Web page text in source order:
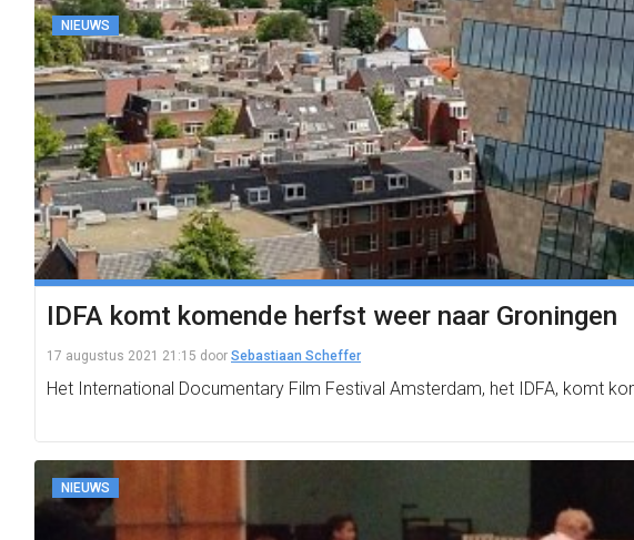
NIEUWS
IDFA komt komende herfst weer naar Groningen
17 augustus 2021 21:15 door Sebastiaan Scheffer
Het International Documentary Film Festival Amsterdam, het IDFA, komt
NIEUWS